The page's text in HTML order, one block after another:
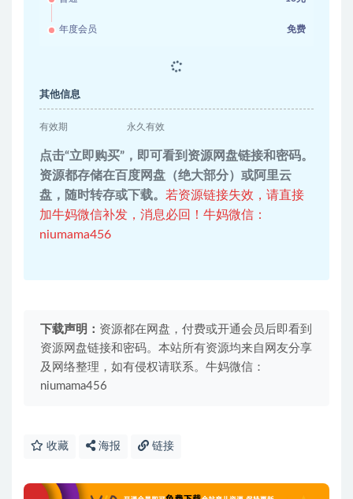
年度会员 免费
其他信息
有效期 永久有效
点击“立即购买”，即可看到资源网盘链接和密码。
资源都存储在百度网盘（绝大部分）或阿里云
盘，随时转存或下载。 若资源链接失效，请直接
加牛妈微信补发，消息必回！牛妈微信：
niumama456
下载声明： 资源都在网盘，付费或开通会员后即看到
资源网盘链接和密码。本站所有资源均来自网友分享
及网络整理，如有侵权请联系。牛妈微信：
niumama456
收藏 海报 链接